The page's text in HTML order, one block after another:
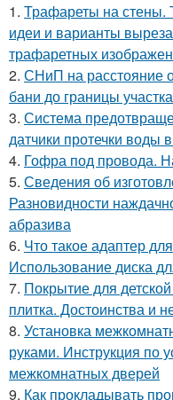
1. Трафареты на стены.
идеи и варианты
трафаретных
2. СНиП на расстояние
бани до границы участка
3. Система
датчики протечки воды
4. Гофра под провода.
5. Сведения об
Разновидности
абразива
6. Что такое адаптер
Использование диска
7. Покрытие для
плитка. Достоинства и
8. Установка
руками. Инструкция по
межкомнатных дверей
9. Как прокладывать